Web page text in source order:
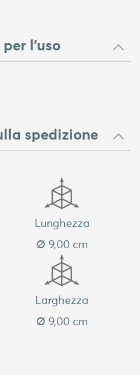
per l'uso
spedizione
Lunghezza
Ø 9,00 cm
Larghezza
Ø 9,00 cm